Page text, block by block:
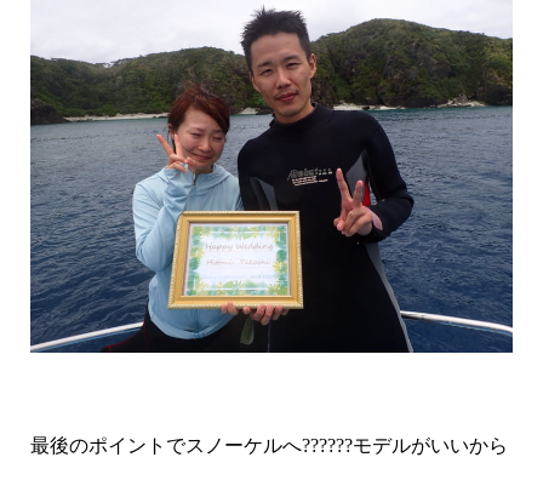
最後のポイントでスノーケルへ??????モデルがいいから